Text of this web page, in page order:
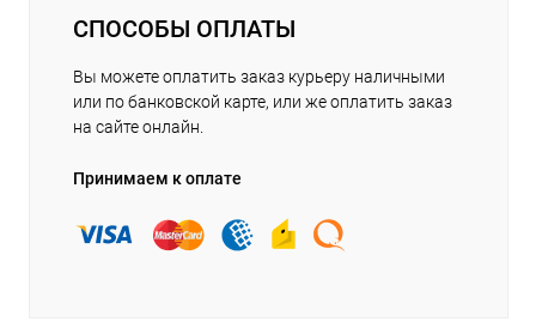
СПОСОБЫ ОПЛАТЫ
Вы можете оплатить заказ курьеру наличными
или по банковской карте, или же оплатить заказ
на сайте онлайн.
Принимаем к оплате